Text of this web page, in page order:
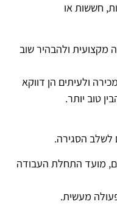
חששות או
מקצועית ולהבהיר שוב
ולעיתים הן דווקא
טוב יותר.
לשלב הסגירה.
מועד התחלת העבודה
מעשית.